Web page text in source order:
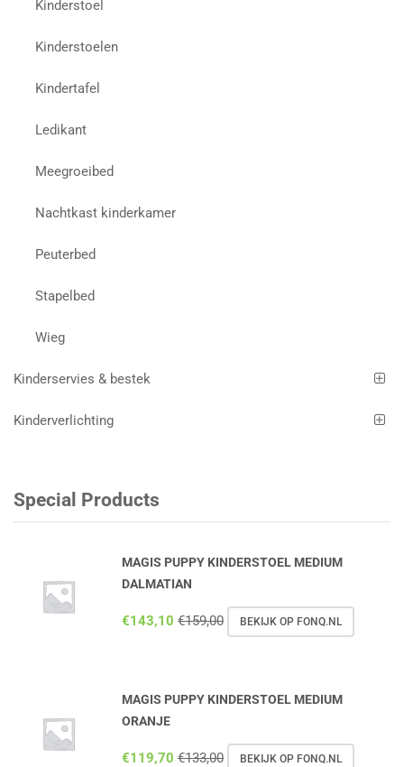
Kinderstoel
Kinderstoelen
Kindertafel
Ledikant
Meegroeibed
Nachtkast kinderkamer
Peuterbed
Stapelbed
Wieg
Kinderservies & bestek
Kinderverlichting
Special Products
MAGIS PUPPY KINDERSTOEL MEDIUM
DALMATIAN
€143,10 €159,00 BEKIJK OP FONQ.NL
MAGIS PUPPY KINDERSTOEL MEDIUM
ORANJE
€119,70 €133,00 BEKIJK OP FONQ.NL